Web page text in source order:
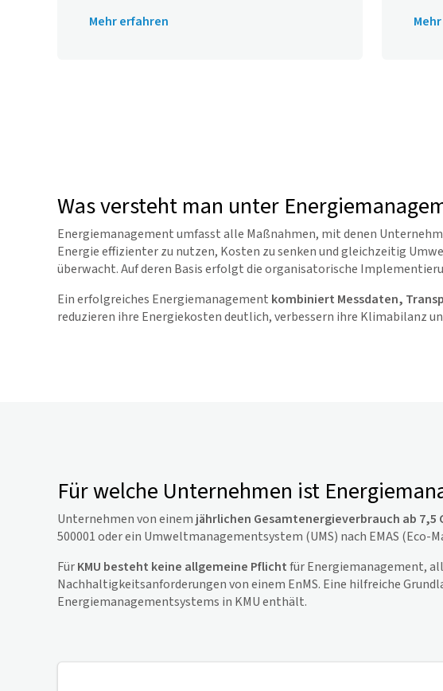
Mehr erfahren
Was versteht man unter
Energiemanagement umfasst alle Maßnahmen, mit denen
Energie effizienter zu nutzen, Kosten zu senken und gleichzeitig
überwacht. Auf deren Basis erfolgt die organisatorische
Ein erfolgreiches Energiemanagement kombiniert Messdaten,
reduzieren ihre Energiekosten deutlich, verbessern ihre Klimabilanz
Für welche Unternehmen ist
Unternehmen von einem jährlichen Gesamtenergieverbrauch ab 7,5
500001 oder ein Umweltmanagementsystem (UMS) nach EMAS (Eco-
FürKMU besteht keine allgemeine Pflichtfür Energiemanagement,
Nachhaltigkeitsanforderungen von einem EnMS. Eine hilfreiche
Energiemanagementsystems in KMU enthält.